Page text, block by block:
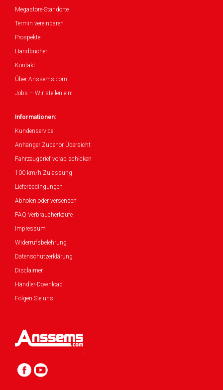
Megastore-Standorte
Termin vereinbaren
Prospekte
Handbücher
Kontakt
Über Anssems.com
Jobs – Wir stellen ein!
Informationen:
Kundenservice
Anhänger Zubehör Übersicht
Fahrzeugbrief vorab schicken
100 km/h Zulassung
Lieferbedingungen
Abholen oder versenden
FAQ Verbraucherkäufe
Impressum
Widerrufsbelehrung
Datenschutzerklärung
Disclaimer
Händler-Download
Folgen Sie uns